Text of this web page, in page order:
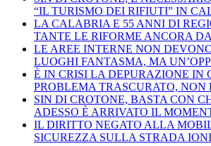
“IL TURISMO DEI RIFIUTI” IN
LA CALABRIA E 55 ANNI DI
TANTE LE RIFORME ANCORA
LE AREE INTERNE NON
LUOGHI FANTASMA, MA
È IN CRISI LA DEPURAZIONE IN
PROBLEMA TRASCURATO,
SIN DI CROTONE, BASTA CON
ADESSO È ARRIVATO IL
IL DIRITTO NEGATO ALLA
SICUREZZA SULLA STRADA